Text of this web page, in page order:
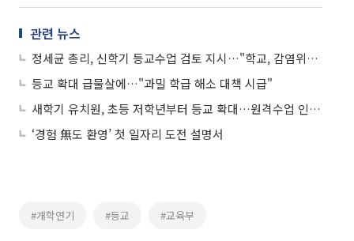
관련 뉴스
정세균 총리, 신학기 등교수업 검토 지시…"학교, 감염위험 낮아"
등교 확대 급물살에…"과밀 학급 해소 대책 시급"
새학기 유치원, 초등 저학년부터 등교 확대…원격수업 인증제 도입
‘경험 無도 환영’ 첫 일자리 도전 설명서
#개학연기 #등교 #교육부